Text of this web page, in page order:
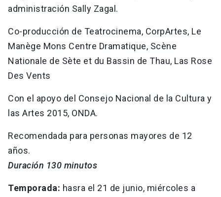
administración Sally Zagal.
Co-producción de Teatrocinema, CorpArtes, Le
Manège Mons Centre Dramatique, Scène
Nationale de Sète et du Bassin de Thau, Las Rose
Des Vents
Con el apoyo del Consejo Nacional de la Cultura y
las Artes 2015, ONDA.
Recomendada para personas mayores de 12
años.
Duración 130 minutos
Temporada: hasra el 21 de junio, miércoles a